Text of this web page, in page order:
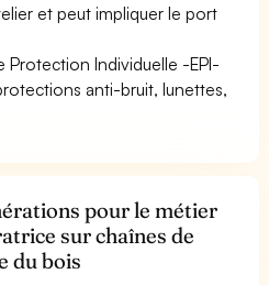
et peut impliquer le port
Protection Individuelle -EPI-
anti-bruit, lunettes,
pour le métier
sur chaînes de
du bois